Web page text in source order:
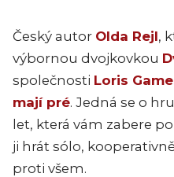
Český autor Olda Rejl,
výbornou dvojkovkou
společnosti Loris
mají pré. Jedná se o
let, která vám zabere
ji hrát sólo,
proti všem.